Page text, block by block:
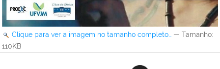
Clique para ver a imagem no tamanho completo… — Tamanho:
110KB